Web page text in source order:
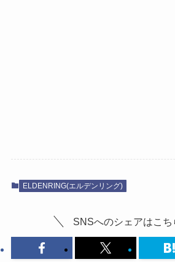
ELDENRING(エルデンリング)
SNSへのシェアはこち